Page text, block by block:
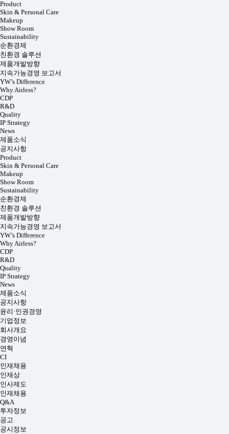
Product
Skin & Personal Care
Makeup
Show Room
Sustainability
순환경제
친환경 솔루션
제품개발방향
지속가능경영 보고서
YW’s Difference
Why Airless?
CDP
R&D
Quality
IP Strategy
News
제품소식
공지사항
Product
Skin & Personal Care
Makeup
Show Room
Sustainability
순환경제
친환경 솔루션
제품개발방향
지속가능경영 보고서
YW’s Difference
Why Airless?
CDP
R&D
Quality
IP Strategy
News
제품소식
공지사항
윤리·인권경영
기업정보
회사개요
경영이념
연혁
CI
인재채용
인재상
인사제도
인재채용
Q&A
투자정보
공고
공시정보